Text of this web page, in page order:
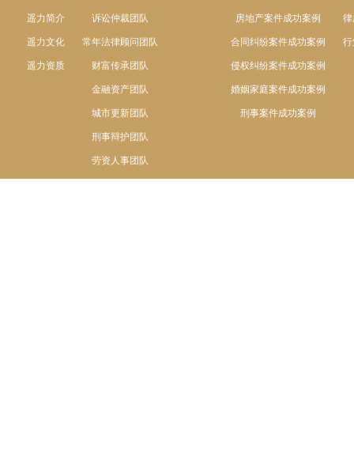
遥力简介
遥力文化
遥力资质
诉讼仲裁团队
常年法律顾问团队
财富传承团队
金融资产团队
城市更新团队
刑事辩护团队
劳资人事团队
房地产案件成功案例
合同纠纷案件成功案例
侵权纠纷案件成功案例
婚姻家庭案件成功案例
刑事案件成功案例